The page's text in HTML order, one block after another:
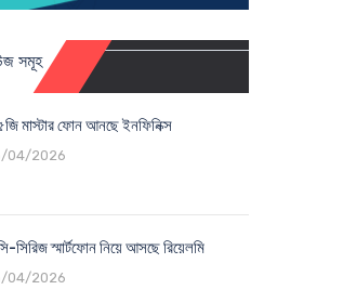
সমূহ
মাস্টার ফোন আনছে ইনফিনিক্স
04/2026
সিরিজ স্মার্টফোন নিয়ে আসছে রিয়েলমি
04/2026